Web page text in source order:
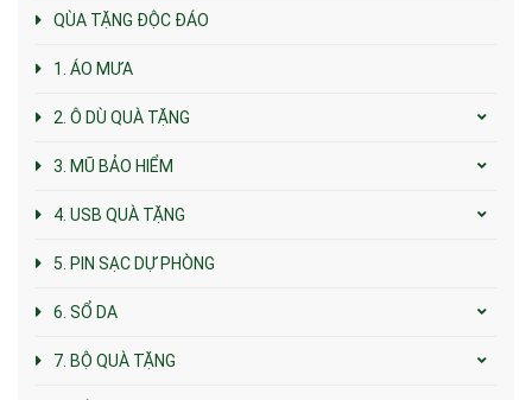
QÙA TẶNG ĐỘC ĐÁO
1. ÁO MƯA
2. Ô DÙ QUÀ TẶNG
3. MŨ BẢO HIỂM
4. USB QUÀ TẶNG
5. PIN SẠC DỰ PHÒNG
6. SỔ DA
7. BỘ QUÀ TẶNG